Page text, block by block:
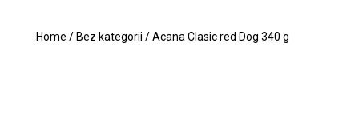
Home / Bez kategorii / Acana Clasic red Dog 340 g